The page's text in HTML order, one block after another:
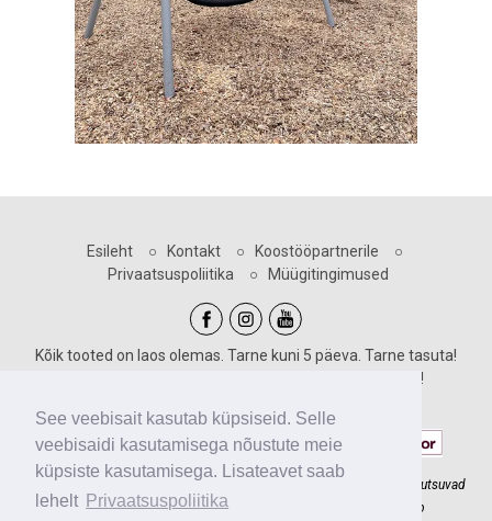
See veebisait kasutab küpsiseid. Selle
veebisaidi kasutamisega nõustute meie
küpsiste kasutamisega. Lisateavet saab
lehelt Privaatsuspoliitika
Esileht○ Kontakt○ Koostööpartnerile ○
Privaatsuspoliitika
○ Müügitingimused
Kõik tooted on laos olemas. Tarne kuni 5 päeva. Tarne tasuta!
Sooduskoodid kehtivad vastava märgiga toodetele!
Maksevõimalused:
Slackline.ee meeskonnaga ehitame põnevaid madalseiklusradu, mis kutsuvad
lapsi õue liikuma. Ronimine seikluspargis ja slackline'il arendab